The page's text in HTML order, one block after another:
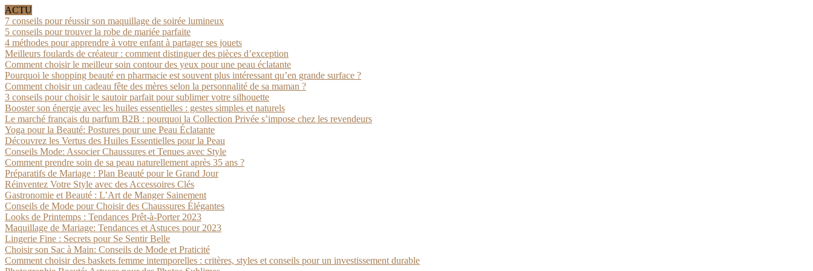
ACTU
7 conseils pour réussir son maquillage de soirée lumineux
5 conseils pour trouver la robe de mariée parfaite
4 méthodes pour apprendre à votre enfant à partager ses jouets
Meilleurs foulards de créateur : comment distinguer des pièces d’exception
Comment choisir le meilleur soin contour des yeux pour une peau éclatante
Pourquoi le shopping beauté en pharmacie est souvent plus intéressant qu’en grande surface ?
Comment choisir un cadeau fête des mères selon la personnalité de sa maman ?
3 conseils pour choisir le sautoir parfait pour sublimer votre silhouette
Booster son énergie avec les huiles essentielles : gestes simples et naturels
Le marché français du parfum B2B : pourquoi la Collection Privée s’impose chez les revendeurs
Yoga pour la Beauté: Postures pour une Peau Éclatante
Découvrez les Vertus des Huiles Essentielles pour la Peau
Conseils Mode: Associer Chaussures et Tenues avec Style
Comment prendre soin de sa peau naturellement après 35 ans ?
Préparatifs de Mariage : Plan Beauté pour le Grand Jour
Réinventez Votre Style avec des Accessoires Clés
Gastronomie et Beauté : L’Art de Manger Sainement
Conseils de Mode pour Choisir des Chaussures Élégantes
Looks de Printemps : Tendances Prêt-à-Porter 2023
Maquillage de Mariage: Tendances et Astuces pour 2023
Lingerie Fine : Secrets pour Se Sentir Belle
Choisir son Sac à Main: Conseils de Mode et Praticité
Comment choisir des baskets femme intemporelles : critères, styles et conseils pour un investissement durable